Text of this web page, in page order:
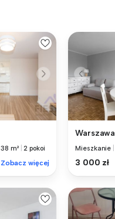
|38 m² |2 pokoi
Zobacz więcej
Warszawa
Mieszkanie
3 000 zł